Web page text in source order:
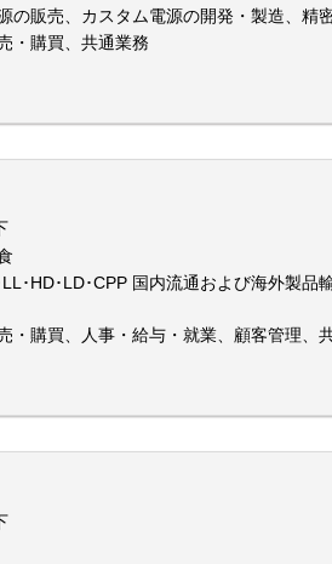
の販売、カスタム電源の開発・製造、精
・購買、共通業務
･HD･LD･CPP 国内流通および海外製品
・購買、人事・給与・就業、顧客管理、